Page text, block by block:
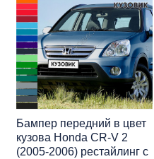
Бампер передний в цвет
кузова Honda CR-V 2
(2005-2006) рестайлинг с